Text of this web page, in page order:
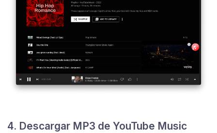
4. Descargar MP3 de YouTube Music